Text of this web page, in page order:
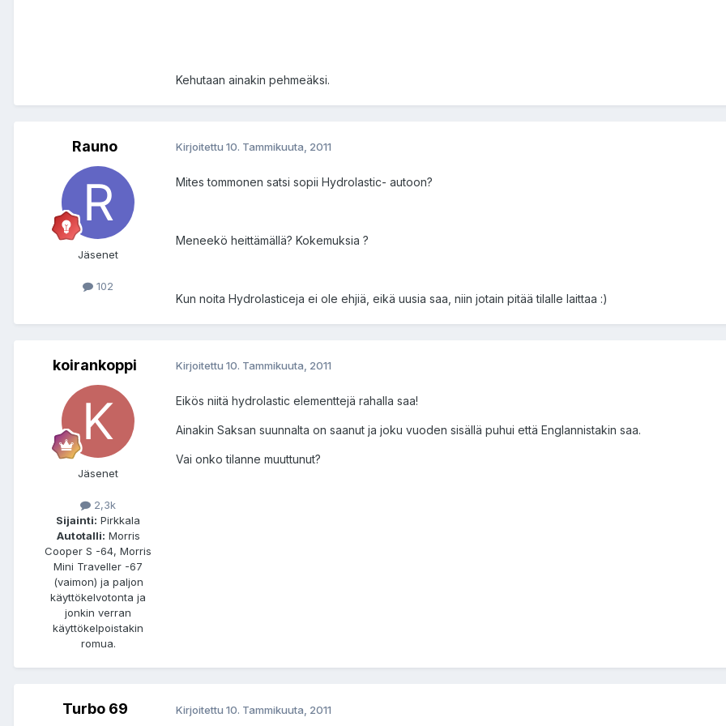
Kehutaan ainakin pehmeäksi.
Rauno
Jäsenet
102
Kirjoitettu 10. Tammikuuta, 2011
Mites tommonen satsi sopii Hydrolastic- autoon?
Meneekö heittämällä? Kokemuksia ?
Kun noita Hydrolasticeja ei ole ehjiä, eikä uusia saa, niin jotain pitää tilalle laittaa :)
koirankoppi
Jäsenet
2,3k
Sijainti: Pirkkala
Autotalli: Morris
Cooper S -64, Morris
Mini Traveller -67
(vaimon) ja paljon
käyttökelvotonta ja
jonkin verran
käyttökelpoistakin
romua.
Kirjoitettu 10. Tammikuuta, 2011
Eikös niitä hydrolastic elementtejä rahalla saa!
Ainakin Saksan suunnalta on saanut ja joku vuoden sisällä puhui että Englannistakin saa.
Vai onko tilanne muuttunut?
Turbo 69 Kirjoitettu 10. Tammikuuta, 2011